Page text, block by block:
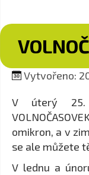
Vytvořeno:
V úterý 25.
omikron, a v
se ale můžete
V lednu a